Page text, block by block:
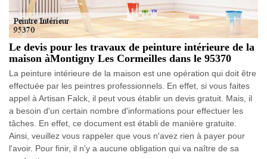
Le devis pour les travaux de peinture intérieure de la
maison àMontigny Les Cormeilles dans le 95370
La peinture intérieure de la maison est une opération qui doit être
effectuée par les peintres professionnels. En effet, si vous faites
appel à Artisan Falck, il peut vous établir un devis gratuit. Mais, il
a besoin d'un certain nombre d'informations pour effectuer les
tâches. En effet, ce document est établi de manière gratuite.
Ainsi, veuillez vous rappeler que vous n'avez rien à payer pour
l'avoir. Pour finir, il n'y a aucune obligation qui va naître de sa